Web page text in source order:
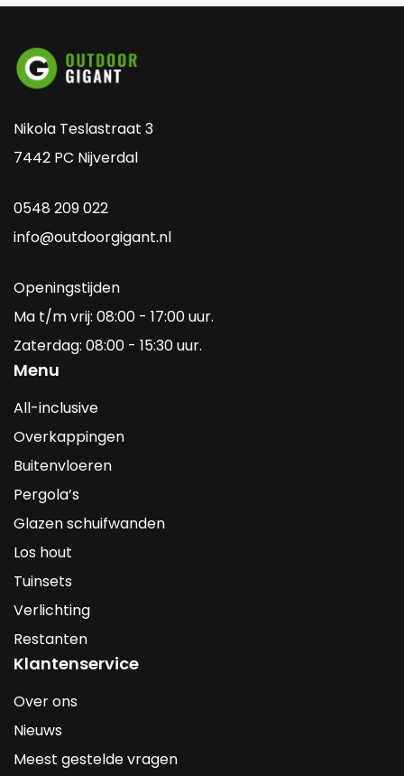
winter genieten van de overkapping. Je kunt er ook
voor kiezen om glazen schuifwanden toe te voegen.
onzePinterest
Nikola Teslastraat 3
7442 PC Nijverdal
0548 209 022
info@outdoorgigant.nl
Openingstijden
Ma t/m vrij: 08:00 - 17:00 uur.
Zaterdag: 08:00 - 15:30 uur.
Menu
All-inclusive
Overkappingen
Buitenvloeren
Pergola’s
Glazen schuifwanden
Los hout
Tuinsets
Verlichting
Restanten
Klantenservice
Over ons
Nieuws
Meest gestelde vragen